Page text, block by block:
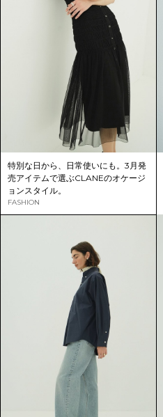
特別な日から、日常使いにも。3月発
売アイテムで選ぶCLANEのオケージ
ョンスタイル。
FASHION